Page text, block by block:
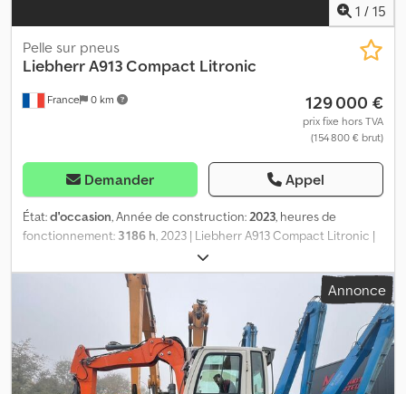
1 / 15
France 0 km
Pelle sur pneus
LiebherrA913 Compact Litronic
129 000 €
prix fixe hors TVA
(154 800 € brut)
Demander Appel
État:d'occasion, Année de construction:2023, heures de
fonctionnement: 3 186 h, 2023 | Liebherr A913 Compact Litronic |
Pelle mobile d'occasion | 3186 heures 📍 Localisation : France 🚛
Livraison possible à votre destination – Utilisez notre calculateur
de frais de port pour estimer les coûts de transport ! 💰 Achetez
maintenant pour 129 000 EUR ou faites une offre. Paiement à la
livraison possible moyennant des frais abordables (sous réserve
d'approbation)* 👷‍♂️ Inspecté par un expert indépendant 60
points d'inspection, 55 approuvés ✅, 4 imperfections ℹ️, 1 point
nécessitant une intervention ⚠️ 📌 Commentaire de l'inspecteur :
Annonce